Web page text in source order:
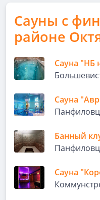
Сауны с
районе
Сауна "НБ
Сауна
Банный
Сауна